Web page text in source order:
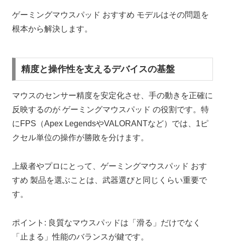
ゲーミングマウスパッド おすすめ モデルはその問題を
根本から解決します。
精度と操作性を支えるデバイスの基盤
マウスのセンサー精度を安定化させ、手の動きを正確に
反映するのが ゲーミングマウスパッド の役割です。特
にFPS（Apex LegendsやVALORANTなど）では、1ピ
クセル単位の操作が勝敗を分けます。
上級者やプロにとって、ゲーミングマウスパッド おす
すめ 製品を選ぶことは、武器選びと同じくらい重要で
す。
ポイント: 良質なマウスパッドは「滑る」だけでなく
「止まる」性能のバランスが鍵です。